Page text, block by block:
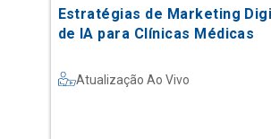
Estratégias de Marketing
de IA para Clínicas Médicas
Atualização Ao Vivo